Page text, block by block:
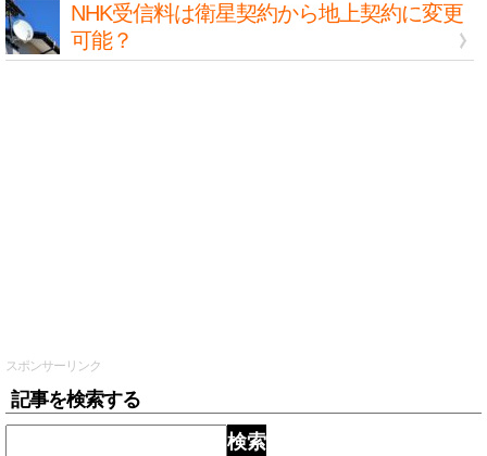
NHK受信料は衛星契約から地上契約に変更
可能？
スポンサーリンク
記事を検索する
検索